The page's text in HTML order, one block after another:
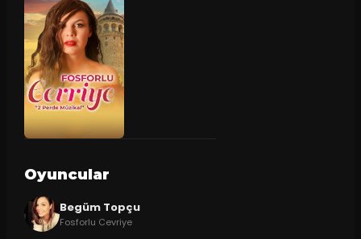
Oyuncular
Begüm Topçu
Fosforlu Cevriye